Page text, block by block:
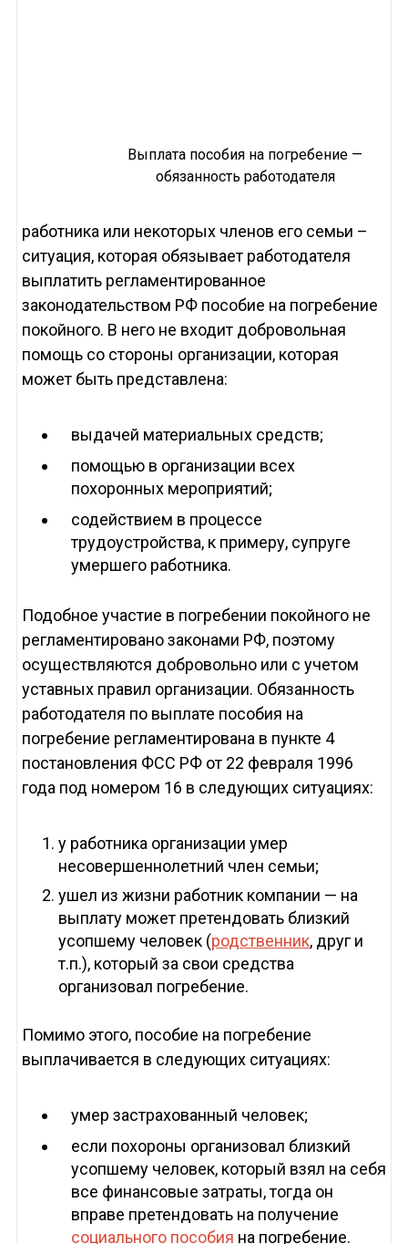
Выплата пособия на погребение —
обязанность работодателя
работника или некоторых членов его семьи –
ситуация, которая обязывает работодателя
выплатить регламентированное
законодательством РФ пособие на погребение
покойного. В него не входит добровольная
помощь со стороны организации, которая
может быть представлена:
выдачей материальных средств;
помощью в организации всех
похоронных мероприятий;
содействием в процессе
трудоустройства, к примеру, супруге
умершего работника.
Подобное участие в погребении покойного не
регламентировано законами РФ, поэтому
осуществляются добровольно или с учетом
уставных правил организации. Обязанность
работодателя по выплате пособия на
погребение регламентирована в пункте 4
постановления ФСС РФ от 22 февраля 1996
года под номером 16 в следующих ситуациях:
у работника организации умер
несовершеннолетний член семьи;
ушел из жизни работник компании — на
выплату может претендовать близкий
усопшему человек (родственник, друг и
т.п.), который за свои средства
организовал погребение.
Помимо этого, пособие на погребение
выплачивается в следующих ситуациях:
умер застрахованный человек;
если похороны организовал близкий
усопшему человек, который взял на себя
все финансовые затраты, тогда он
вправе претендовать на получение
социального пособия на погребение.